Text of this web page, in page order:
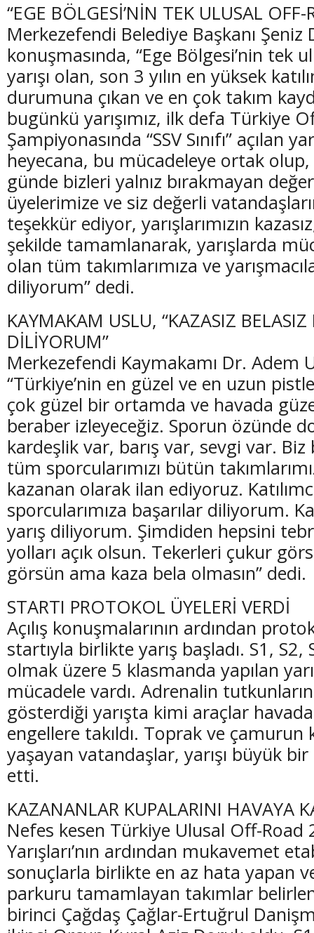
“EGE BÖLGESİ’NİN TEK ULUSAL OFF-
Merkezefendi Belediye Başkanı Şeniz
konuşmasında, “Ege Bölgesi’nin tek
yarışı olan, son 3 yılın en yüksek
durumuna çıkan ve en çok takım
bugünkü yarışımız, ilk defa Türkiye
Şampiyonasında “SSV Sınıfı” açılan
heyecana, bu mücadeleye ortak
günde bizleri yalnız bırakmayan
üyelerimize ve siz değerli
teşekkür ediyor, yarışlarımızın
şekilde tamamlanarak, yarışlarda
olan tüm takımlarımıza ve
diliyorum” dedi.
KAYMAKAM USLU, “KAZASIZ BELASIZ
DİLİYORUM”
Merkezefendi Kaymakamı Dr. Adem
“Türkiye’nin en güzel ve en uzun
çok güzel bir ortamda ve havada
beraber izleyeceğiz. Sporun özünde
kardeşlik var, barış var, sevgi var. Biz
tüm sporcularımızı bütün
kazanan olarak ilan ediyoruz.
sporcularımıza başarılar diliyorum.
yarış diliyorum. Şimdiden hepsini
yolları açık olsun. Tekerleri çukur
görsün ama kaza bela olmasın” dedi.
STARTI PROTOKOL ÜYELERİ VERDİ
Açılış konuşmalarının ardından
startıyla birlikte yarış başladı. S1, S2,
olmak üzere 5 klasmanda yapılan
mücadele vardı. Adrenalin
gösterdiği yarışta kimi araçlar
engellere takıldı. Toprak ve çamurun
yaşayan vatandaşlar, yarışı büyük
etti.
KAZANANLAR KUPALARINI HAVAYA
Nefes kesen Türkiye Ulusal Off-Road
Yarışları’nın ardından mukavemet
sonuçlarla birlikte en az hata yapan
parkuru tamamlayan takımlar
birinci Çağdaş Çağlar-Ertuğrul